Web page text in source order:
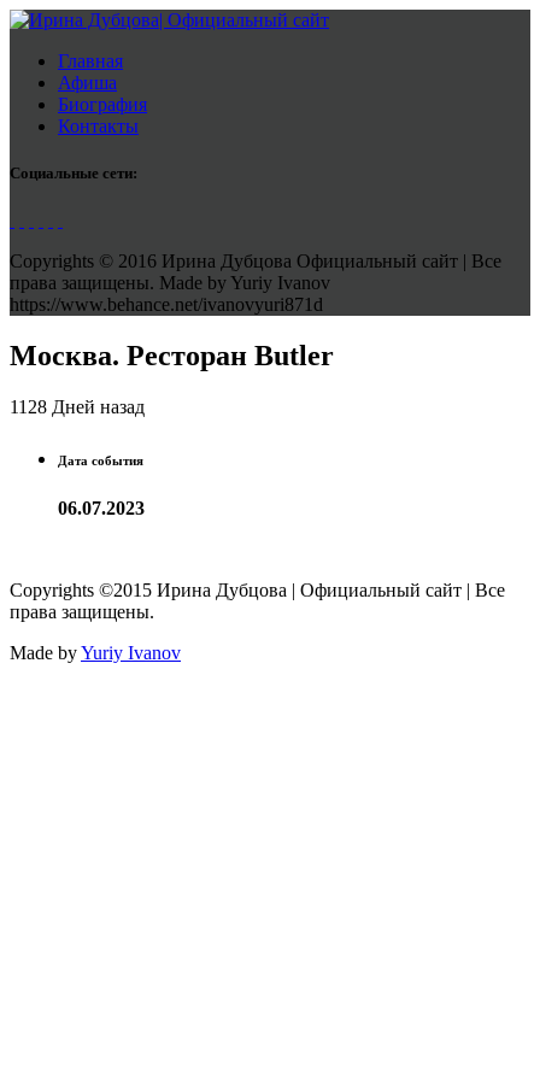
Главная
Афиша
Биография
Контакты
Социальные сети:
Copyrights © 2016 Ирина Дубцова Официальный сайт | Все
права защищены. Made by Yuriy Ivanov
https://www.behance.net/ivanovyuri871d
Москва. Ресторан Butler
1128 Дней назад
Дата события
06.07.2023
Copyrights ©2015 Ирина Дубцова | Официальный сайт | Все
права защищены.
Made byYuriy Ivanov